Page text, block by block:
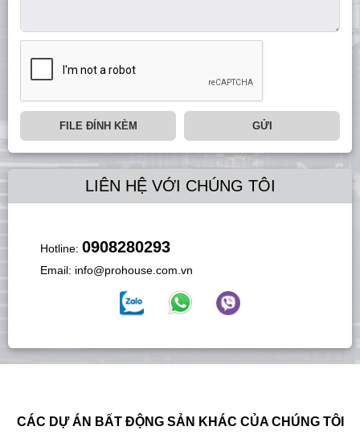
FILE ĐÍNH KÈM GỬI
LIÊN HỆ VỚI CHÚNG TÔI
Hotline: 0908280293
Email: info@prohouse.com.vn
CÁC DỰ ÁN BẤT ĐỘNG SẢN KHÁC CỦA CHÚNG TÔI